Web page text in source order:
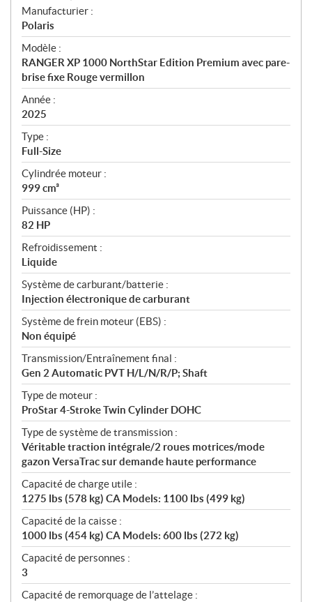
S
p
é
c
i
f
i
c
a
t
i
o
n
s
Manufacturier :
Polaris
Modèle :
RANGER XP 1000 NorthStar Edition Premium avec pare-
brise fixe Rouge vermillon
Année :
2025
Type :
Full-Size
Cylindrée moteur :
999 cm³
Puissance (HP) :
82 HP
Refroidissement :
Liquide
Système de carburant/batterie :
Injection électronique de carburant
Système de frein moteur (EBS) :
Non équipé
Transmission/Entraînement final :
Gen 2 Automatic PVT H/L/N/R/P; Shaft
Type de moteur :
ProStar 4-Stroke Twin Cylinder DOHC
Type de système de transmission :
Véritable traction intégrale/2 roues motrices/mode
gazon VersaTrac sur demande haute performance
Capacité de charge utile :
1275 lbs (578 kg) CA Models: 1100 lbs (499 kg)
Capacité de la caisse :
1000 lbs (454 kg) CA Models: 600 lbs (272 kg)
Capacité de personnes :
3
Capacité de remorquage de l’attelage :